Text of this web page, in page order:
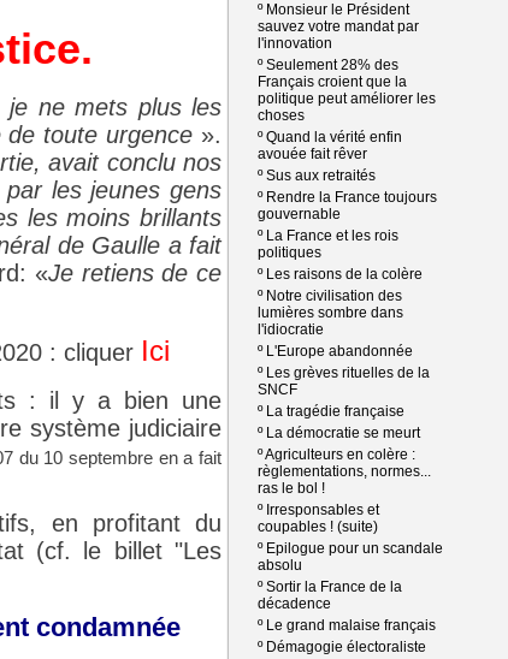
je ne mets plus les
de toute urgence ».
avait conclu nos
les jeunes gens
les moins brillants
de Gaulle a fait
«Je retiens de ce
: cliquer Ici
: il y a bien une
système judiciaire
du 10 septembre en a fait
en profitant du
(cf. le billet "Les
condamnée
º Monsieur le Président
sauvez votre mandat par
l'innovation
ºSeulement 28% des
Français croient que la
politique peut améliorer les
choses
ºQuand la vérité enfin
avouée fait rêver
ºSus aux retraités
º Rendre la France toujours
gouvernable
º La France et les rois
politiques
º Les raisons de la colère
º Notre civilisation des
lumières sombre dans
l'idiocratie
º L'Europe abandonnée
º Les grèves rituelles de la
SNCF
º La tragédie française
º La démocratie se meurt
ºAgriculteurs en colère :
règlementations, normes...
ras le bol !
º Irresponsables et
coupables ! (suite)
º Epilogue pour un scandale
absolu
ºSortir la France de la
décadence
º Le grand malaise français
º Démagogie électoraliste